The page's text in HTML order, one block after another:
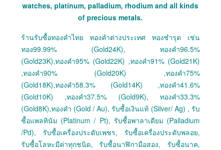
watches, platinum, palladium, rhodium and all kinds
of precious metals.
ร้านรับซื้อทองคำไทย ทองคำต่างประเทศ ทองชำรุด เช่น
ทอง99.99% (Gold24K), ทองคำ96.5%
(Gold23K),ทองคำ95% (Gold22K) ,ทองคำ91% (Gold21K)
,ทองคำ90% (Gold20K) ,ทองคำ75%
(Gold18K),ทองคำ58.3% (Gold14K) ,ทองคำ41.6%
(Gold10K) ,ทองคำ37.5% (Gold9K), ทองคำ33.3%
(Gold8K),ทองคำ (Gold / Au), รับซื้อเงินแท้ (Silver/ Ag) , รับ
ซื้อแพลทินัม (Platinum / Pt), รับซื้อพาลาเดียม (Palladium
/Pd), รับซื้อเครื่องประดับเพชร, รับซื้อเครื่องประดับพลอย,
รับซื้อโลหะมีค่าทุกชนิด, รับซื้อนาฬิกามือสอง, รับซื้อนาค,